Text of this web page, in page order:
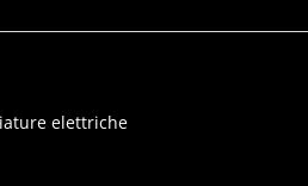
elettriche